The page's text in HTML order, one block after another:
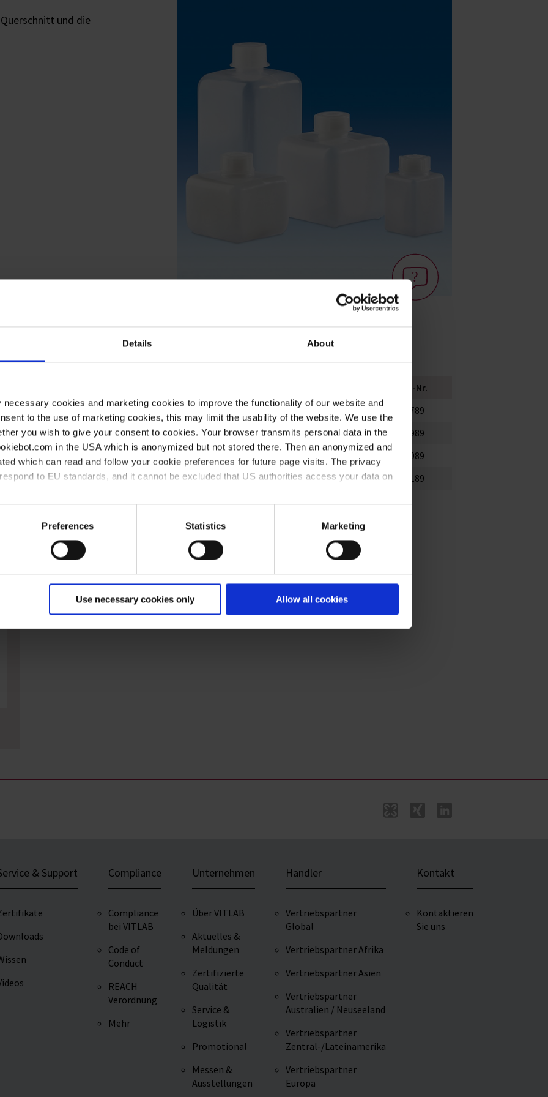
Details About
cookies and marketing cookies to improve the functionality of our website and
to the use of marketing cookies, this may limit the usability of the website. We use the
you wish to give your consent to cookies. Your browser transmits personal data in the
in the USA which is anonymized but not stored there. Then an anonymized and
which can read and follow your cookie preferences for future page visits. The privacy
to EU standards, and it cannot be excluded that US authorities access your data on
and the use of your personal data please visit our data privacy statement
Preferences Statistics Marketing
Use necessary cookies only Allow all cookies
und die
Art.-Nr.
76
91789
355 225 80 24
91989
355 225 12
92089
460 290 187 12 92189
interessieren
& Support Compliance
Compliance
bei VITLAB
Code of
Conduct
REACH
Verordnung
Mehr
Unternehmen
Über VITLAB
Aktuelles &
Meldungen
Zertifizierte
Qualität
Service &
Logistik
Promotional
Messen &
Ausstellungen
Händler
Vertriebspartner
Global
Vertriebspartner Afrika
Vertriebspartner Asien
Vertriebspartner
Australien / Neuseeland
Vertriebspartner
Zentral-/Lateinamerika
Vertriebspartner
Europa
Kontakt
Kontaktieren
Sie uns